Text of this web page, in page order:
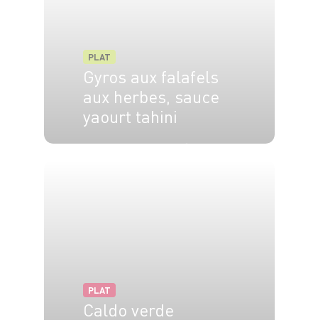
PLAT
Gyros aux falafels
aux herbes, sauce
yaourt tahini
PLAT
Caldo verde